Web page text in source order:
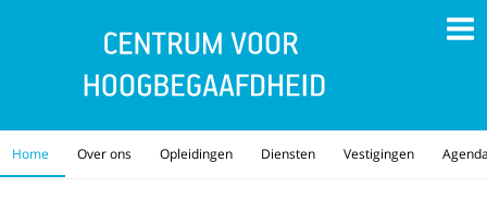
Home Over ons Opleidingen Diensten Vestigingen